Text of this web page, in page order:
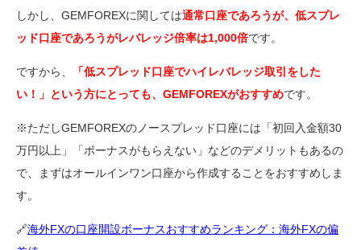
しかし、GEMFOREXに関しては通常口座であろうが、低スプレ
ッド口座であろうがレバレッジ倍率は1,000倍です。
ですから、
「低スプレッド口座でハイレバレッジ取引をした
い！」という方にとっても、GEMFOREXがおすすめです。
※ただしGEMFOREXのノースプレッド口座には「初回入金額30
万円以上」「ボーナスがもらえない」などのデメリットもあるの
で、まずはオールインワン口座から作成することをおすすめしま
す。
🔗海外FXの口座開設ボーナスおすすめランキング：海外FXの偏